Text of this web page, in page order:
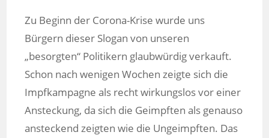
Zu Beginn der Corona-Krise wurde uns
Bürgern dieser Slogan von unseren
„besorgten“ Politikern glaubwürdig verkauft.
Schon nach wenigen Wochen zeigte sich die
Impfkampagne als recht wirkungslos vor einer
Ansteckung, da sich die Geimpften als genauso
ansteckend zeigten wie die Ungeimpften. Das